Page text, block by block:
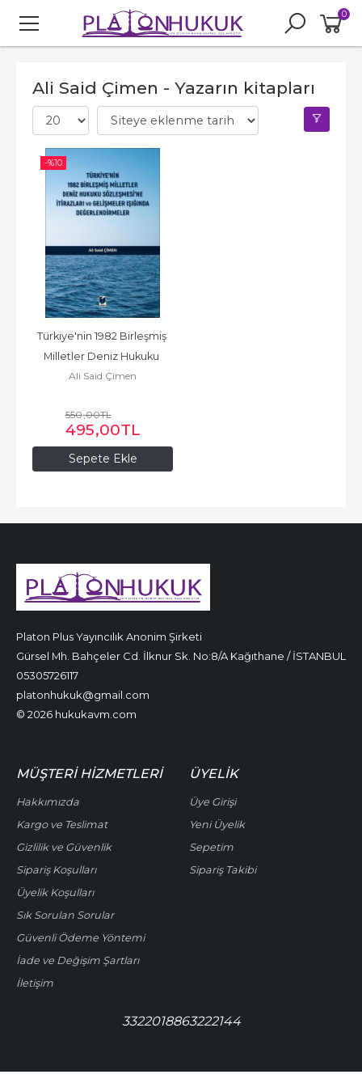
0
Ali Said Çimen - Yazarın kitapları
-%10
Sepete Ekle
Türkiye'nin 1982 Birleşmiş
Milletler Deniz Hukuku
Sözleşmesi'ne...
Ali Said Çimen
550,00TL
495,00TL
Platon Plus Yayıncılık Anonim Şirketi
Gürsel Mh. Bahçeler Cd. İlknur Sk. No:8/A Kağıthane / İSTANBUL
05305726117
platonhukuk@gmail.com
© 2026 hukukavm.com
MÜŞTERI HIZMETLERI
Hakkımızda
Kargo ve Teslimat
Gizlilik ve Güvenlik
Sipariş Koşulları
Üyelik Koşulları
Sık Sorulan Sorular
Güvenli Ödeme Yöntemi
İade ve Değişim Şartları
İletişim
ÜYELIK
Üye Girişi
Yeni Üyelik
Sepetim
Sipariş Takibi
3322018863222144